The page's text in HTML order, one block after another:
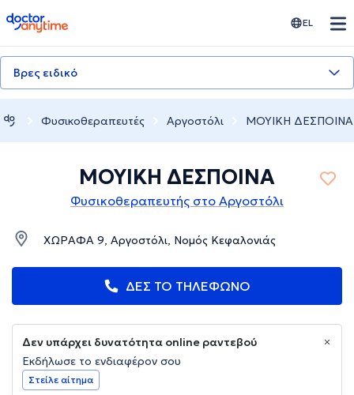
doctoranytime EL
Βρες ειδικό
Φυσικοθεραπευτές Αργοστόλι ΜΟΥΙΚΗ ΔΕΣΠΟΙΝΑ
ΜΟΥΙΚΗ ΔΕΣΠΟΙΝΑ
Φυσικοθεραπευτής στο Αργοστόλι
ΧΩΡΑΦΑ 9, Αργοστόλι, Νομός Κεφαλονιάς
ΔΕΣ ΤΟ ΤΗΛΕΦΩΝΟ
Δεν υπάρχει δυνατότητα online ραντεβού
Εκδήλωσε το ενδιαφέρον σου
Στείλε αίτημα